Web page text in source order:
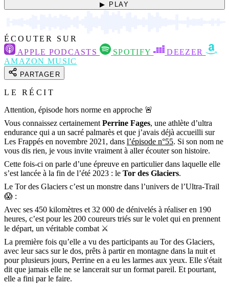
▶ PLAY
ÉCOUTER SUR
APPLE PODCASTS
SPOTIFY
DEEZER
AMAZON MUSIC
PARTAGER
LE RÉCIT
Attention, épisode hors norme en approche 🚨
Vous connaissez certainementPerrine Fages, une athlète d’ultra
endurance qui a un sacré palmarès et que j’avais déjà accueilli sur
Les Frappés en novembre 2021, dans l’épisode n°55. Si son nom ne
vous dis rien, je vous invite vraiment à aller écouter son histoire.
Cette fois-ci on parle d’une épreuve en particulier dans laquelle elle
s’est lancée à la fin de l’été 2023 : le Tor des Glaciers.
Le Tor des Glaciers c’est un monstre dans l’univers de l’Ultra-Trail
😱 :
Avec ses 450 kilomètres et 32 000 de dénivelés à réaliser en 190
heures, c’est pour les 200 coureurs triés sur le volet qui en prennent
le départ, un véritable combat ⚔️
La première fois qu’elle a vu des participants au Tor des Glaciers,
avec leur sacs sur le dos, prêts à partir en montagne dans la nuit et
pour plusieurs jours, Perrine en a eu les larmes aux yeux. Elle s'était
dit que jamais elle ne se lancerait sur un format pareil. Et pourtant,
elle a fini par le faire.